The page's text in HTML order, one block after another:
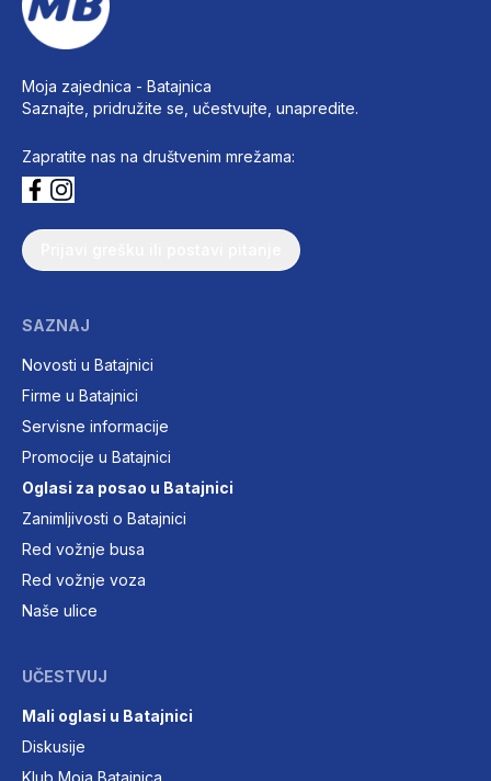
Moja zajednica - Batajnica
Saznajte, pridružite se, učestvujte, unapredite.
Zapratite nas na društvenim mrežama:
SAZNAJ
Novosti u Batajnici
Firme u Batajnici
Servisne informacije
Promocije u Batajnici
Oglasi za posao u Batajnici
Zanimljivosti o Batajnici
Red vožnje busa
Red vožnje voza
Naše ulice
UČESTVUJ
Mali oglasi u Batajnici
Diskusije
Klub Moja Batajnica